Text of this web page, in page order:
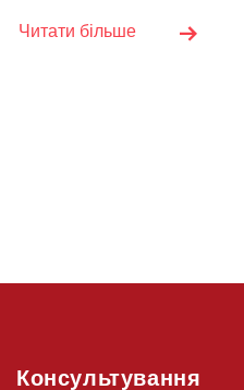
Читати більше
Консультування